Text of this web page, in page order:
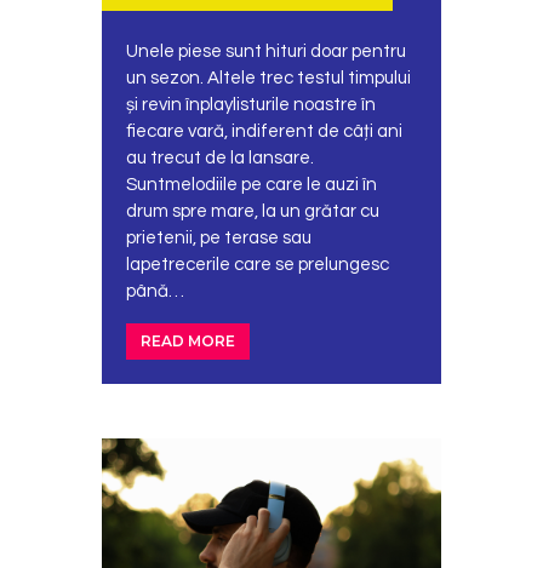
Unele piese sunt hituri doar pentru
un sezon. Altele trec testul timpului
și revin înplaylisturile noastre în
fiecare vară, indiferent de câți ani
au trecut de la lansare.
Suntmelodiile pe care le auzi în
drum spre mare, la un grătar cu
prietenii, pe terase sau
lapetrecerile care se prelungesc
până…
READ MORE